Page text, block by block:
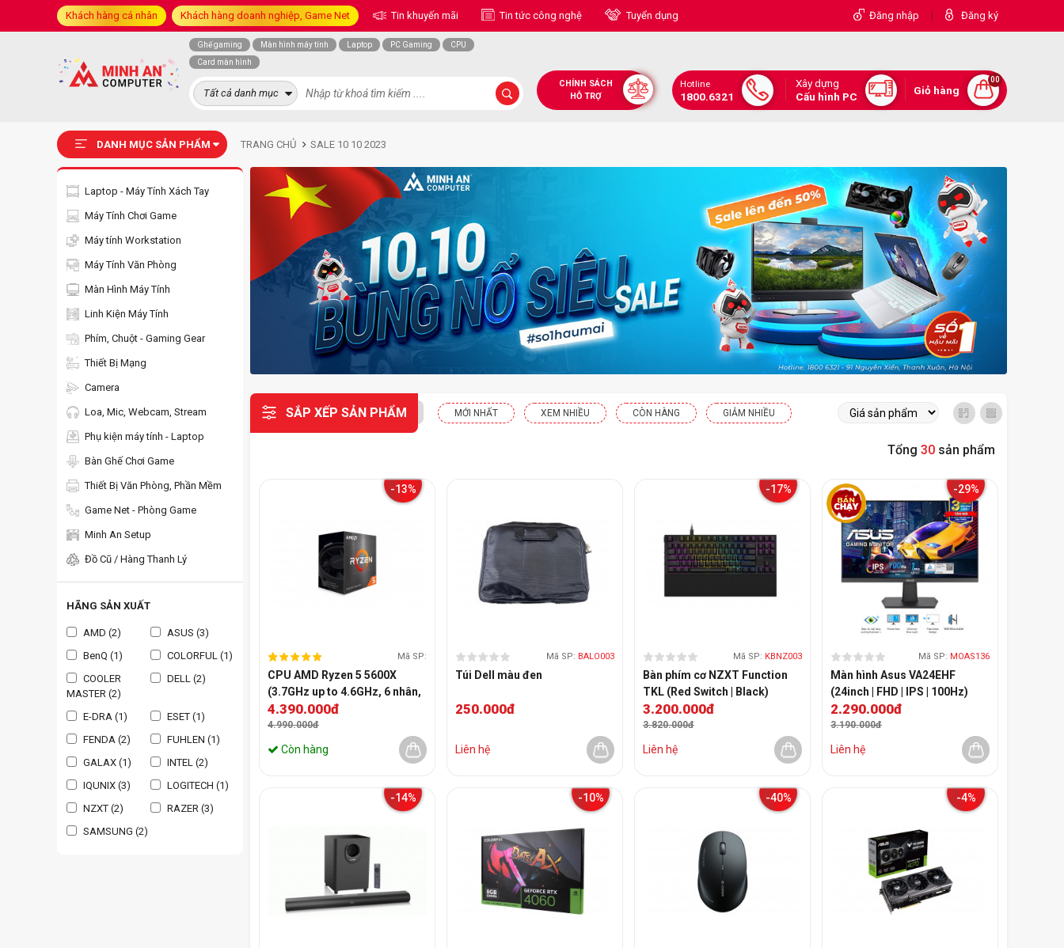
Khách hàng cá nhân Khách hàng doanh nghiệp, Game Net Tin khuyến mãi Tin tức công nghệ Tuyển dụng Đăng nhập | Đăng ký
Ghế gaming Màn hình máy tính Laptop PC Gaming
CPU
Card màn hình
Tất cả danh mục
CHÍNH SÁCH
HỖ TRỢ
Hotline
1800.6321
Xây dựng
Cấu hình PC
Giỏ hàng
00
DANH MỤC SẢN PHẨM TRANG CHỦ SALE 10 10 2023
Laptop - Máy Tính Xách Tay
Máy Tính Chơi Game
Máy tính Workstation
Máy Tính Văn Phòng
Màn Hình Máy Tính
Linh Kiện Máy Tính
Phím, Chuột - Gaming Gear
Thiết Bị Mạng
Camera
Loa, Mic, Webcam, Stream
Phụ kiện máy tính - Laptop
Bàn Ghế Chơi Game
Thiết Bị Văn Phòng, Phần Mềm
Game Net - Phòng Game
Minh An Setup
Đồ Cũ / Hàng Thanh Lý
HÃNG SẢN XUẤT
AMD (2)
ASUS (3)
BenQ (1)
COLORFUL (1)
COOLER
MASTER (2)
DELL (2)
E-DRA (1)
ESET (1)
FENDA (2)
FUHLEN (1)
GALAX (1)
INTEL (2)
IQUNIX (3)
LOGITECH (1)
NZXT (2)
RAZER (3)
SAMSUNG (2)
SẮP XẾP SẢN PHẨM MỚI NHẤT XEM NHIỀU CÒN HÀNG GIẢM NHIỀU
Tổng 30 sản phẩm
-13%
Mã SP:
CPU AMD Ryzen 5 5600X
(3.7GHz up to 4.6GHz, 6 nhân,
12 luồng, 35MB Cache , 65W) -
Socket AM4
4.390.000đ
4.990.000đ
Còn hàng
Mã SP: BALO003
Túi Dell màu đen
250.000đ
Liên hệ
-17%
Mã SP: KBNZ003
Bàn phím cơ NZXT Function
TKL (Red Switch | Black)
3.200.000đ
3.820.000đ
Liên hệ
-29%
Mã SP: MOAS136
Màn hình Asus VA24EHF
(24inch | FHD | IPS | 100Hz)
2.290.000đ
3.190.000đ
Liên hệ
-14% -10% -40% -4%